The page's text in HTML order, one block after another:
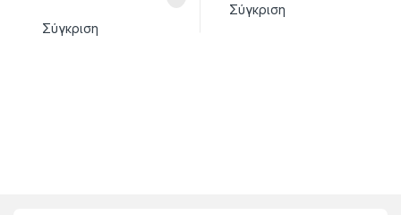
Σύγκριση
Σύγκριση